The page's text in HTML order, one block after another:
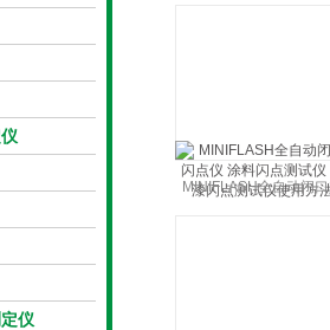
仪
MINIFLASH全自动闭